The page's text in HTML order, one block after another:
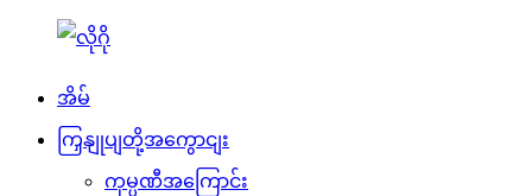
အိမ်
ကြှနျုပျတို့အကွောငျး
ကုမ္ပဏီအကြောင်း